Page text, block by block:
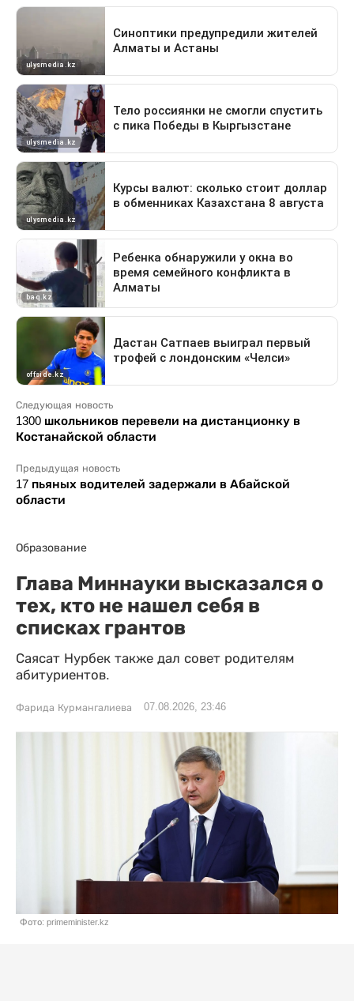
Следующая новость
1300 школьников перевели на дистанционку в
Костанайской области
Предыдущая новость
17 пьяных водителей задержали в Абайской
области
Образование
Глава Миннауки высказался о
тех, кто не нашел себя в
списках грантов
Саясат Нурбек также дал совет родителям
абитуриентов.
Фарида Курмангалиева 07.08.2026, 23:46
Фото: primeminister.kz